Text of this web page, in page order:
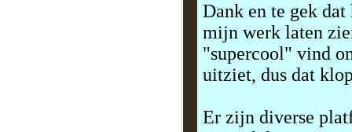
Dank en te gek
mijn werk laten
"supercool" vind
uitziet, dus dat
Er zijn diverse